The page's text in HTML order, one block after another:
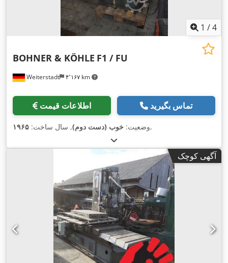
1 /4
Weiterstadt ۴٬۱۶۷ km
BOHNER & KÖHLE F1 / FU
اطلاعات قیمت تماس بگیرید
وضعیت: خوب (دست دوم), سال ساخت: ۱۹۶۵ ,
آگهی کوچک